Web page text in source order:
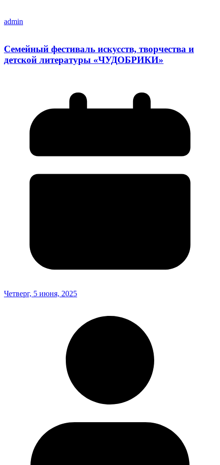
admin
Семейный фестиваль искусств, творчества и
детской литературы «ЧУДОБРИКИ»
Четверг, 5 июня, 2025